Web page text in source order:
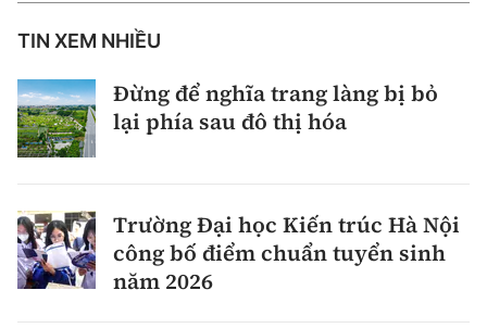
TIN XEM NHIỀU
Đừng để nghĩa trang làng bị bỏ
lại phía sau đô thị hóa
Trường Đại học Kiến trúc Hà Nội
công bố điểm chuẩn tuyển sinh
năm 2026